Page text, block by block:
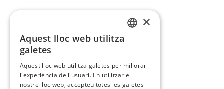
×
Aquest lloc web utilitza
galetes
Aquest lloc web utilitza galetes per millorar
l'experiència de l'usuari. En utilitzar el
nostre lloc web, accepteu totes les galetes